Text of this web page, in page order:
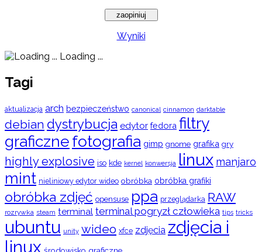
Wyniki
Loading ...
Tagi
aktualizacja arch bezpieczeństwo canonical cinnamon darktable
debian dystrybucja edytor fedora filtry
graficznefotografia gimp gnome grafika gry
highly explosive iso kde kernel konwersja linux manjaro
mint nieliniowy edytor wideo obróbka obróbka grafiki
obróbka zdjęć opensuse ppa przeglądarka RAW
rozrywka steam terminal terminal pogryzł człowieka tips tricks
ubuntu unity wideo xfce zdjęcia zdjęcia i
linux środowisko graficzne